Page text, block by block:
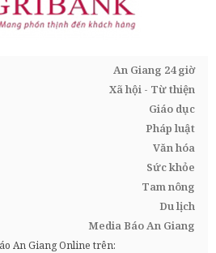
An Giang 24 giờ
Xã hội - Từ thiện
Giáo dục
Pháp luật
Văn hóa
Sức khỏe
Tam nông
Du lịch
Media Báo An Giang
An Giang Online trên: